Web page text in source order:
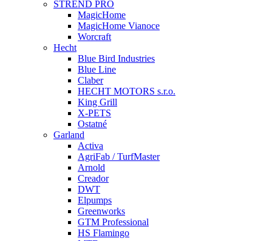
STREND PRO
MagicHome
MagicHome Vianoce
Worcraft
Hecht
Blue Bird Industries
Blue Line
Claber
HECHT MOTORS s.r.o.
King Grill
X-PETS
Ostatné
Garland
Activa
AgriFab / TurfMaster
Arnold
Creador
DWT
Elpumps
Greenworks
GTM Professional
HS Flamingo